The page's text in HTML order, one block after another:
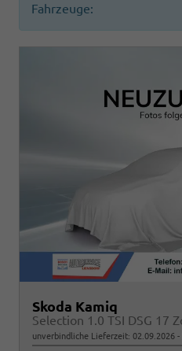
Fahrzeuge:
Skoda Kamiq
unverbindliche Lieferzeit: 02.09.2026